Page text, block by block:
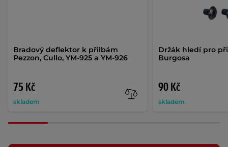
Bradový deflektor k přilbám
Pezzon, Cullo, YM-925 a YM-926
75 Kč
skladem
Držák hledí pro
Burgosa
90 Kč
skladem